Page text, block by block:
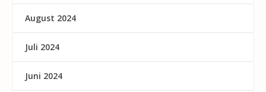
August 2024
Juli 2024
Juni 2024